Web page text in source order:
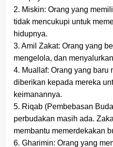
2. Miskin: Orang yang
tidak mencukupi untuk
hidupnya.
3. Amil Zakat: Orang yang
mengelola, dan
4. Muallaf: Orang yang baru
diberikan kepada mereka
keimanannya.
5. Riqab (Pembebasan
perbudakan masih ada.
membantu memerdekakan
6. Gharimin: Orang yang